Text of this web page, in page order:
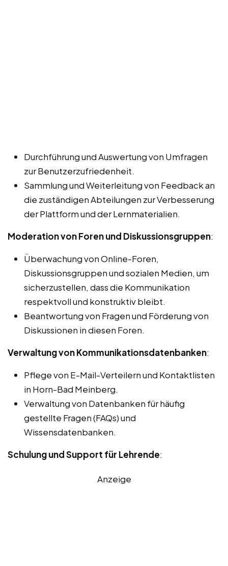
Durchführung und Auswertung von Umfragen
zur Benutzerzufriedenheit.
Sammlung und Weiterleitung von Feedback an
die zuständigen Abteilungen zur Verbesserung
der Plattform und der Lernmaterialien.
Moderation von Foren und Diskussionsgruppen:
Überwachung von Online-Foren,
Diskussionsgruppen und sozialen Medien, um
sicherzustellen, dass die Kommunikation
respektvoll und konstruktiv bleibt.
Beantwortung von Fragen und Förderung von
Diskussionen in diesen Foren.
Verwaltung von Kommunikationsdatenbanken:
Pflege von E-Mail-Verteilern und Kontaktlisten
in Horn-Bad Meinberg.
Verwaltung von Datenbanken für häufig
gestellte Fragen (FAQs) und
Wissensdatenbanken.
Schulung und Support für Lehrende:
Anzeige